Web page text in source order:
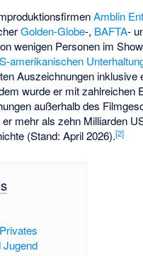
Amblin
Golden-Globe-, BAFTA-
wenigen Personen im
amerikanischen
Auszeichnungen inklusive
wurde er mit zahlreichen
außerhalb des
mehr als zehn Milliarden
(Stand: April 2026).[2]
Jugend